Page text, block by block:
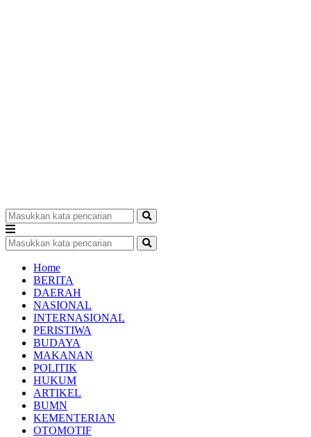
Home
BERITA
DAERAH
NASIONAL
INTERNASIONAL
PERISTIWA
BUDAYA
MAKANAN
POLITIK
HUKUM
ARTIKEL
BUMN
KEMENTERIAN
OTOMOTIF